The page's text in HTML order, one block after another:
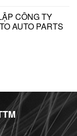
CÔNG TY
AUTO PARTS